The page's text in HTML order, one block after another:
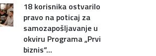
18 korisnika ostvarilo
pravo na poticaj za
samozapošljavanje u
okviru Programa „Prvi
biznis“...